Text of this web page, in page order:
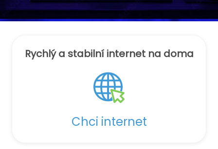
Rychlý a stabilní internet na doma
Chci internet